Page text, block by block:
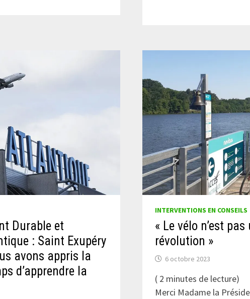
Durable et
: Saint Exupéry
avons appris la
d’apprendre la
INTERVENTIONS EN CONSEILS
« Le vélo n’est
révolution »
6 octobre 2023
( 2 minutes de lecture)
Merci Madame la